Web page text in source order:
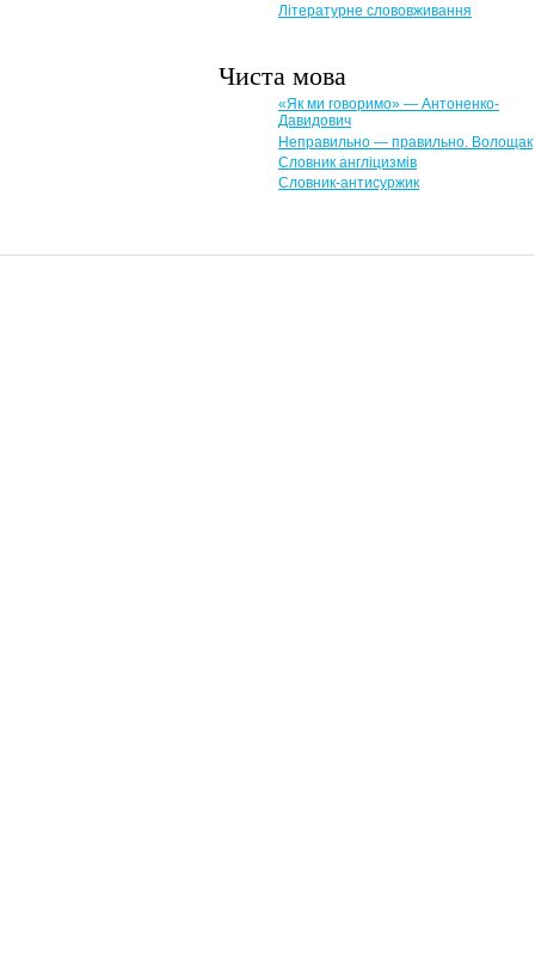
Літературне слововживання
Чиста мова
«Як ми говоримо» — Антоненко-
Давидович
Неправильно — правильно. Волощак
Словник англіцизмів
Словник-антисуржик